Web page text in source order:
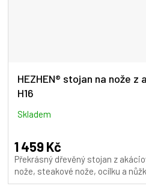
HEZHEN® stojan na nože
H16
Skladem
1 459 Kč
Překrásný dřevěný stojan z
nože, steakové nože, ocílku a